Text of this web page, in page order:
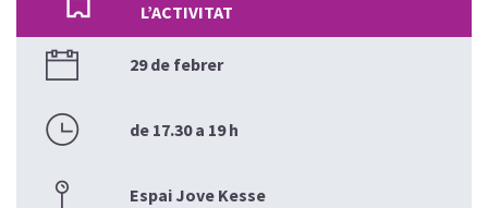
L’ACTIVITAT
29 de febrer
de 17.30 a 19 h
Espai Jove Kesse